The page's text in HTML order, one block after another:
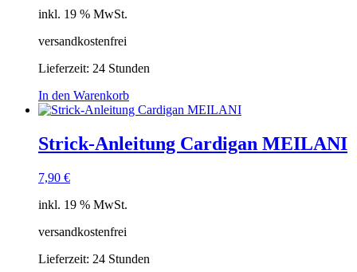
inkl. 19 % MwSt.
versandkostenfrei
Lieferzeit: 24 Stunden
In den Warenkorb
Strick-Anleitung Cardigan MEILANI
7,90 €
inkl. 19 % MwSt.
versandkostenfrei
Lieferzeit: 24 Stunden